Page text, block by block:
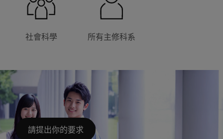
社會科學 所有主修科系
請提出你的要求